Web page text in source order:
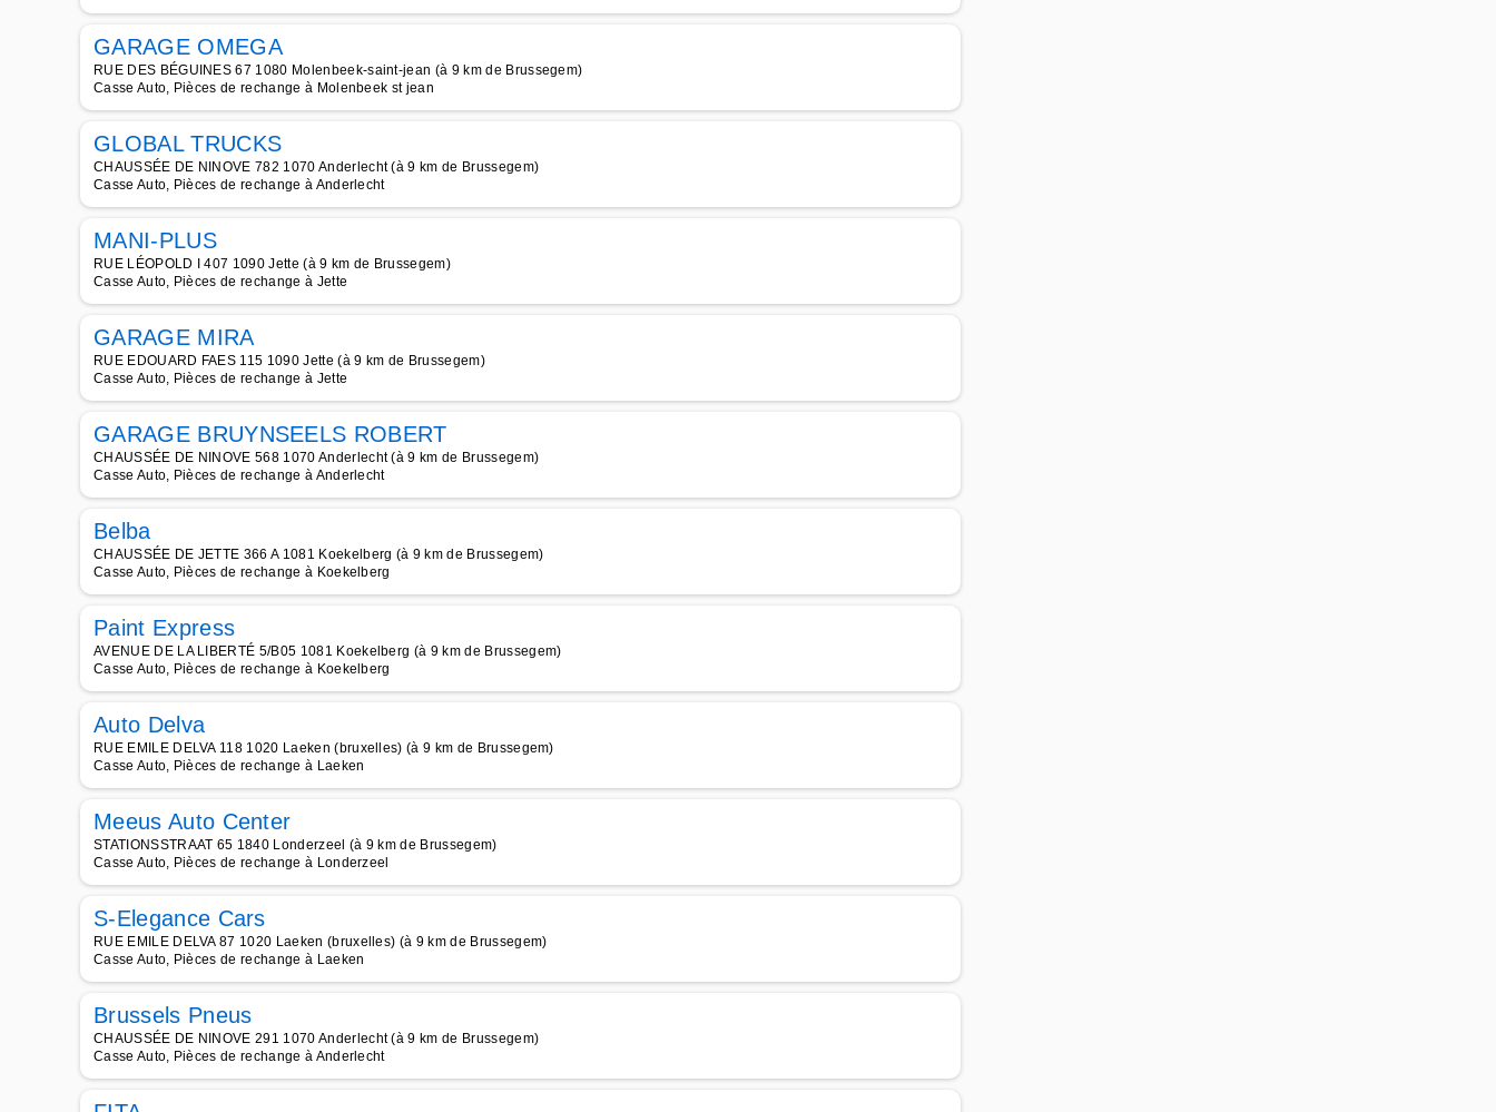
GARAGE OMEGA
RUE DES BÉGUINES 67 1080 Molenbeek-saint-jean (à 9 km de Brussegem)
Casse Auto, Pièces de rechange à Molenbeek st jean
GLOBAL TRUCKS
CHAUSSÉE DE NINOVE 782 1070 Anderlecht (à 9 km de Brussegem)
Casse Auto, Pièces de rechange à Anderlecht
MANI-PLUS
RUE LÉOPOLD I 407 1090 Jette (à 9 km de Brussegem)
Casse Auto, Pièces de rechange à Jette
GARAGE MIRA
RUE EDOUARD FAES 115 1090 Jette (à 9 km de Brussegem)
Casse Auto, Pièces de rechange à Jette
GARAGE BRUYNSEELS ROBERT
CHAUSSÉE DE NINOVE 568 1070 Anderlecht (à 9 km de Brussegem)
Casse Auto, Pièces de rechange à Anderlecht
Belba
CHAUSSÉE DE JETTE 366 A 1081 Koekelberg (à 9 km de Brussegem)
Casse Auto, Pièces de rechange à Koekelberg
Paint Express
AVENUE DE LA LIBERTÉ 5/B05 1081 Koekelberg (à 9 km de Brussegem)
Casse Auto, Pièces de rechange à Koekelberg
Auto Delva
RUE EMILE DELVA 118 1020 Laeken (bruxelles) (à 9 km de Brussegem)
Casse Auto, Pièces de rechange à Laeken
Meeus Auto Center
STATIONSSTRAAT 65 1840 Londerzeel (à 9 km de Brussegem)
Casse Auto, Pièces de rechange à Londerzeel
S-Elegance Cars
RUE EMILE DELVA 87 1020 Laeken (bruxelles) (à 9 km de Brussegem)
Casse Auto, Pièces de rechange à Laeken
Brussels Pneus
CHAUSSÉE DE NINOVE 291 1070 Anderlecht (à 9 km de Brussegem)
Casse Auto, Pièces de rechange à Anderlecht